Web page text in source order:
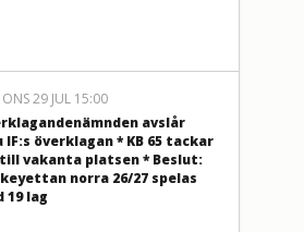
ONS 29 JUL 15:00
avslår
IF:s överklagan * KB 65 tackar
vakanta platsen * Beslut:
norra 26/27 spelas
19 lag